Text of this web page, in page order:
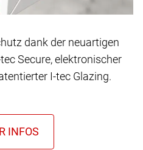
dank der neuartigen
Secure, elektronischer
I-tec Glazing.